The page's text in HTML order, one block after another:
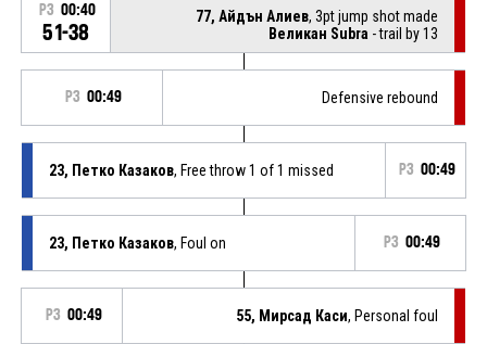
P3 00:40
51-38
77, Айдън Алиев, 3pt jump shot made
Великан Subra - trail by 13
P3 00:49 Defensive rebound
23, Петко Казаков, Free throw 1 of 1 missed P3 00:49
23, Петко Казаков, Foul on P3 00:49
P3 00:49 55, Мирсад Каси, Personal foul